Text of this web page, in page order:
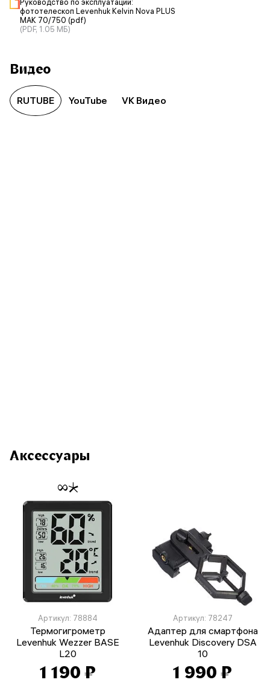
Руководство по эксплуатации:
фототелескоп Levenhuk Kelvin Nova PLUS
MAK 70/750 (pdf)
(PDF, 1.05 МБ)
Видео
RUTUBE YouTube VK Видео
Аксессуары
Артикул: 78884
Термогигрометр
Levenhuk Wezzer BASE
L20
1 190 ₽
Артикул: 78247
Адаптер для смартфона
Levenhuk Discovery DSA
10
1 990 ₽